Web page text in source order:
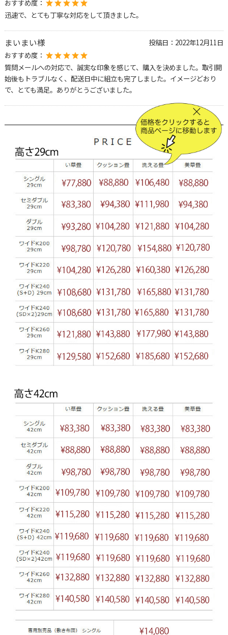
おすすめ度：
迅速で、とても丁寧な対応をして頂きました。
まいまい様 投稿日： 2022年12月11日
おすすめ度：
質問メールへの対応で、誠実な印象を感じて、購入を決めました。取引開
始後もトラブルなく、配送日中に組立も完了しました。イメージどおり
で、とても満足。ありがとうございました。